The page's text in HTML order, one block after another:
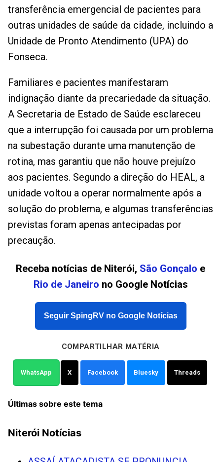
transferência emergencial de pacientes para
outras unidades de saúde da cidade, incluindo a
Unidade de Pronto Atendimento (UPA) do
Fonseca.
Familiares e pacientes manifestaram
indignação diante da precariedade da situação.
A Secretaria de Estado de Saúde esclareceu
que a interrupção foi causada por um problema
na subestação durante uma manutenção de
rotina, mas garantiu que não houve prejuízo
aos pacientes. Segundo a direção do HEAL, a
unidade voltou a operar normalmente após a
solução do problema, e algumas transferências
previstas foram apenas antecipadas por
precaução.
Receba notícias de Niterói, São Gonçalo e
Rio de Janeiro no Google Notícias
Seguir SpingRV no Google Notícias
COMPARTILHAR MATÉRIA
WhatsApp X Facebook Bluesky Threads
Últimas sobre este tema
Niterói Notícias